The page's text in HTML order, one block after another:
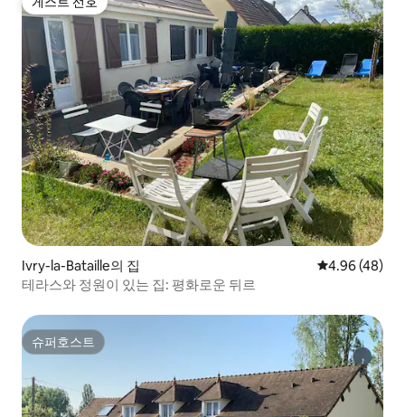
게스트 선호
Ivry-la-Bataille의 집 평점 4.96점(5
4.96 (48)
테라스와 정원이 있는 집: 평화로운 뒤르
슈퍼호스트
슈퍼호스트